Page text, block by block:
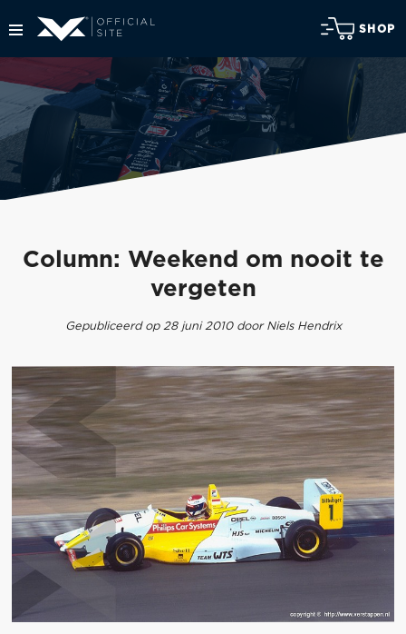
SHOP
Column: Weekend om nooit te
vergeten
Gepubliceerd op 28 juni 2010 door Niels Hendrix